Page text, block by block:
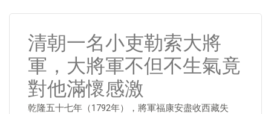
清朝一名小吏勒索大將
軍，大將軍不但不生氣竟
對他滿懷感激
乾隆五十七年（1792年），將軍福康安盡收西藏失